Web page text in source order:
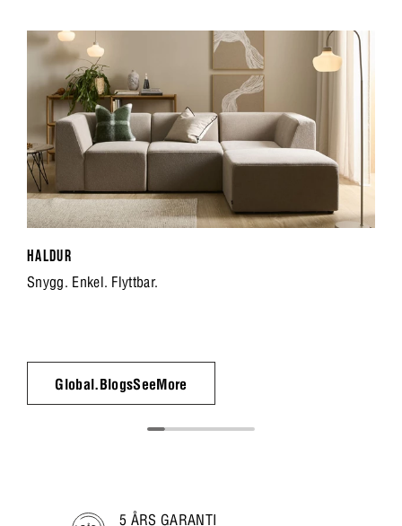
HALDUR
Snygg. Enkel. Flyttbar.
Global.BlogsSeeMore
5 ÅRS GARANTI